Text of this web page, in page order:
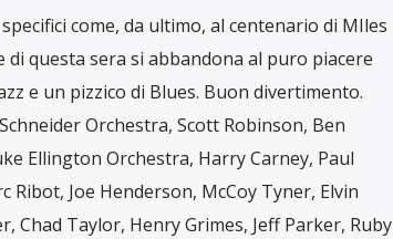
come, da ultimo, al centenario di MIles
di questa sera si abbandona al puro piacere
e un pizzico di Blues. Buon divertimento.
Orchestra, Scott Robinson, Ben
Ellington Orchestra, Harry Carney, Paul
Ribot, Joe Henderson, McCoy Tyner, Elvin
Chad Taylor, Henry Grimes, Jeff Parker, Ruby